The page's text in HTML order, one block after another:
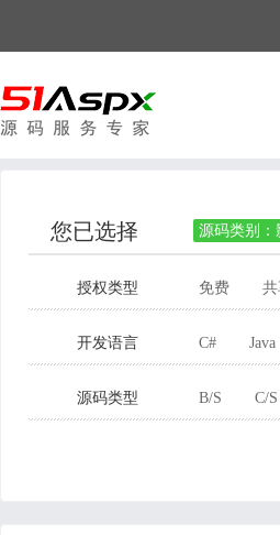
您已选择 源码类别：
授权类型 免费
开发语言 C# Java
源码类型 B/S C/S